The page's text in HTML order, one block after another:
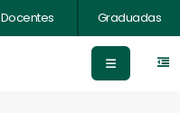
Docentes Graduadas